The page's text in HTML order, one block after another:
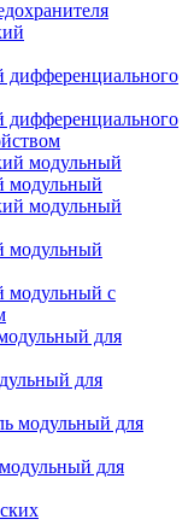
дифференциального
дифференциального
модульный
модульный
модульный с
для
для